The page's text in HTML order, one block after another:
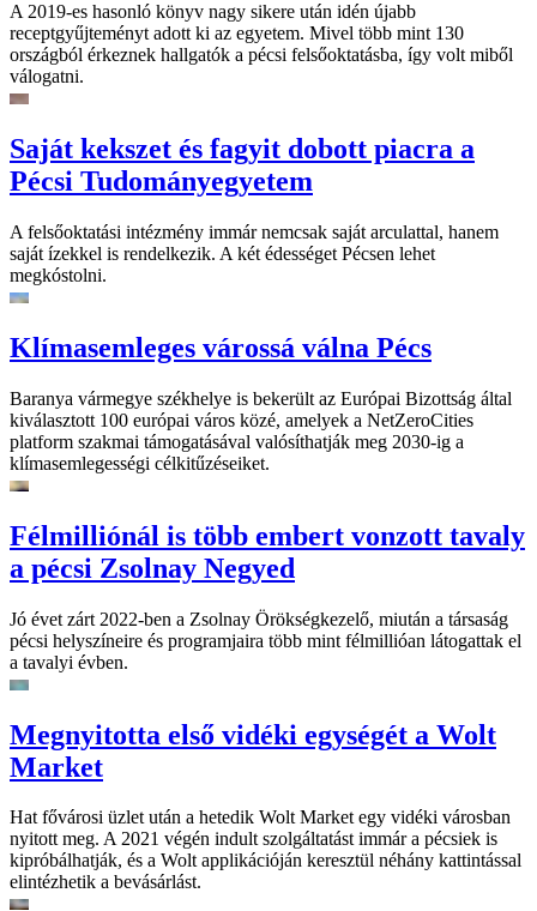
A 2019-es hasonló könyv nagy sikere után idén újabb
receptgyűjteményt adott ki az egyetem. Mivel több mint 130
országból érkeznek hallgatók a pécsi felsőoktatásba, így volt miből
válogatni.
Saját kekszet és fagyit dobott piacra a
Pécsi Tudományegyetem
A felsőoktatási intézmény immár nemcsak saját arculattal, hanem
saját ízekkel is rendelkezik. A két édességet Pécsen lehet
megkóstolni.
Klímasemleges várossá válna Pécs
Baranya vármegye székhelye is bekerült az Európai Bizottság által
kiválasztott 100 európai város közé, amelyek a NetZeroCities
platform szakmai támogatásával valósíthatják meg 2030-ig a
klímasemlegességi célkitűzéseiket.
Félmilliónál is több embert vonzott tavaly
a pécsi Zsolnay Negyed
Jó évet zárt 2022-ben a Zsolnay Örökségkezelő, miután a társaság
pécsi helyszíneire és programjaira több mint félmillióan látogattak el
a tavalyi évben.
Megnyitotta első vidéki egységét a Wolt
Market
Hat fővárosi üzlet után a hetedik Wolt Market egy vidéki városban
nyitott meg. A 2021 végén indult szolgáltatást immár a pécsiek is
kipróbálhatják, és a Wolt applikációján keresztül néhány kattintással
elintézhetik a bevásárlást.